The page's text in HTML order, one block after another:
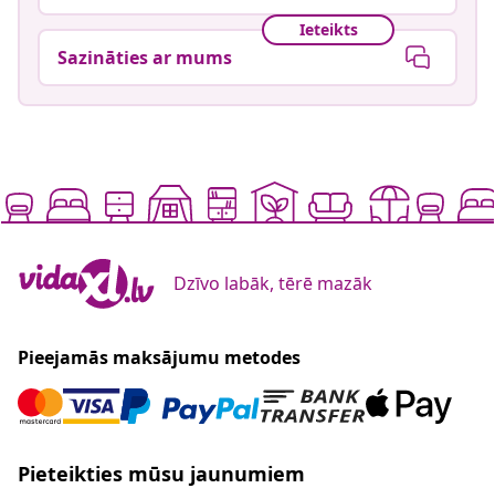
Ieteikts
Sazināties ar mums
Dzīvo labāk, tērē mazāk
Pieejamās maksājumu metodes
Pieteikties mūsu jaunumiem